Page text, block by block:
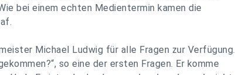
bei einem echten Medientermin kamen die
Michael Ludwig für alle Fragen zur Verfügung.
so eine der ersten Fragen. Er komme